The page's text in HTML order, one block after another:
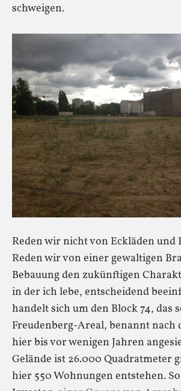
schweigen.
Reden wir nicht von Eckläden und
Reden wir von einer gewaltigen
Bebauung den zukünftigen
in der ich lebe, entscheidend
handelt sich um den Block 74, das
Freudenberg-Areal, benannt nach
hier bis vor wenigen Jahren
Gelände ist 26.000 Quadratmeter
hier 550 Wohnungen entstehen.